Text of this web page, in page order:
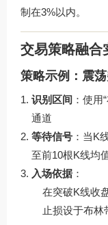
制在3%以内。
交易策略融合
策略示例：震
识别区间 ：使
通道
等待信号 ：当K
至前10根K线均
入场依据 ：
在突破K线收
止损设于布林